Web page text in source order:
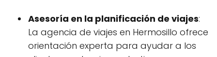
Asesoría en la planificación de viajes:
La agencia de viajes en Hermosillo ofrece
orientación experta para ayudar a los